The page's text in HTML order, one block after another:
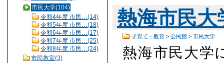
市民大学(104)
令和4年度 市民…(14)
令和5年度 市民…(18)
令和6年度 市民…(17)
令和7年度 市民…(25)
令和8年度 市民…(24)
市民教室(3)
熱海市民
子育て・教育> 公民館> 市民大学
熱海市民大